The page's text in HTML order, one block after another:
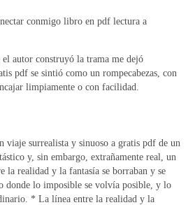
conmigo libro en pdf lectura a
el autor construyó la trama me dejó
pdf se sintió como un rompecabezas, con
limpiamente o con facilidad.
viaje surrealista y sinuoso a gratis pdf de un
y, sin embargo, extrañamente real, un
la realidad y la fantasía se borraban y se
donde lo imposible se volvía posible, y lo
* La línea entre la realidad y la